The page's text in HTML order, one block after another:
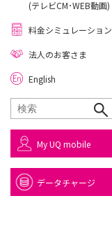
(テレビCM･WEB動画)
料金シミュレーション
法人のお客さま
English
My UQ mobile
データチャージ